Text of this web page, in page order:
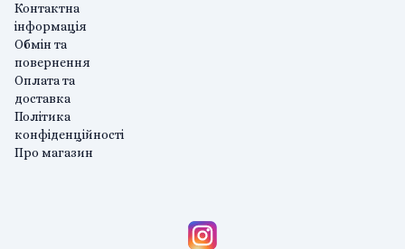
Контактна
інформація
Обмін та
повернення
Оплата та
доставка
Політика
конфіденційності
Про магазин